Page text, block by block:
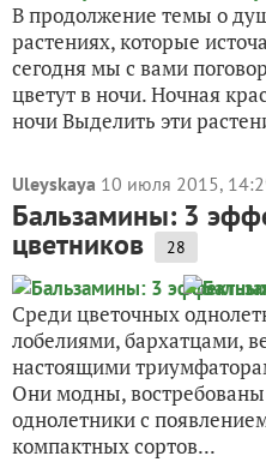
В продолжение темы о
растениях, которые
сегодня мы с вами
цветут в ночи. Ночная
ночи Выделить эти
Uleyskaya 10 июля 2015,
Бальзамины: 3
цветников 28
Cреди цветочных
лобелиями, бархатцами,
настоящими
Они модны,
однолетники с
компактных сортов...